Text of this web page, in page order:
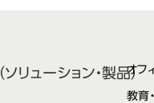
（ソリューション・製品）オフ
教育